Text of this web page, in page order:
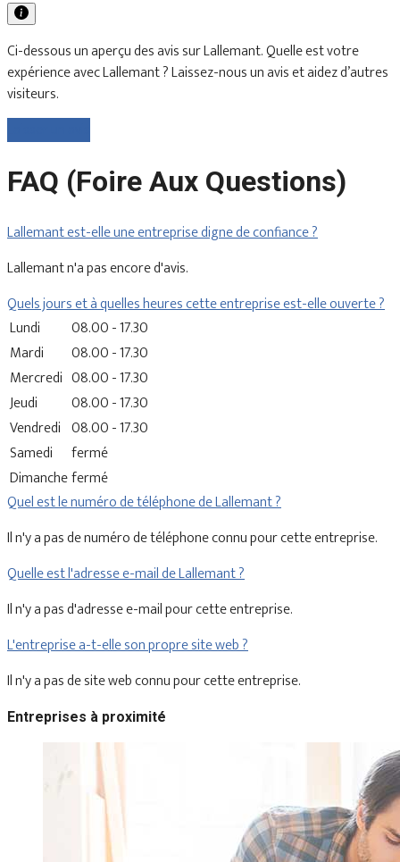
Ci-dessous un aperçu des avis sur Lallemant. Quelle est votre
expérience avec Lallemant ? Laissez-nous un avis et aidez d’autres
visiteurs.
FAQ (Foire Aux Questions)
Lallemant est-elle une entreprise digne de confiance ?
Lallemant n'a pas encore d'avis.
Quels jours et à quelles heures cette entreprise est-elle ouverte ?
Lundi
08.00 - 17.30
Mardi
08.00 - 17.30
Mercredi 08.00 - 17.30
Jeudi
08.00 - 17.30
Vendredi 08.00 - 17.30
Samedi
fermé
Dimanchefermé
Quel est le numéro de téléphone de Lallemant ?
Il n'y a pas de numéro de téléphone connu pour cette entreprise.
Quelle est l'adresse e-mail de Lallemant ?
Il n'y a pas d'adresse e-mail pour cette entreprise.
L'entreprise a-t-elle son propre site web ?
Il n'y a pas de site web connu pour cette entreprise.
Entreprises à proximité